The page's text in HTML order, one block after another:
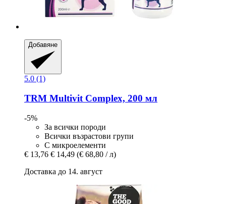
Добавяне
5.0 (1)
TRM Multivit Complex, 200 мл
-5%
За всички породи
Всички възрастови групи
С микроелементи
€ 13,76 € 14,49 (€ 68,80 / л)
Доставка до 14. август